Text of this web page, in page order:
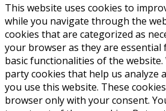
This website uses cookies to
while you navigate through the
cookies that are categorized as
your browser as they are
basic functionalities of the
party cookies that help us analyze
you use this website. These
browser only with your consent.